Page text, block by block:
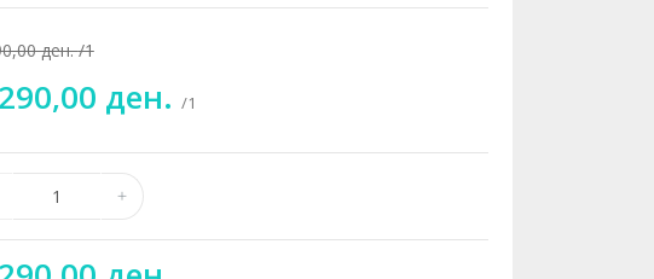
ден./1
ден. /1